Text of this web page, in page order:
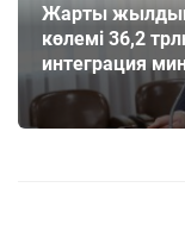
Жарты
көлемі 36,2
интеграция